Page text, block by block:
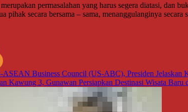
permasalahan yang harus segera diatasi, dan
pihak secara bersama – sama, menanggulanginya secara
ASEAN Business Council (US-ABC), Presiden Jelaskan
Kawung 3, Gunawan Persiapkan Destinasi Wisata Baru